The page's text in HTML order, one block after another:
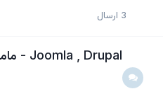
3 ارسال
Joomla , Drupal - مامبو ، جوملا و دروپال